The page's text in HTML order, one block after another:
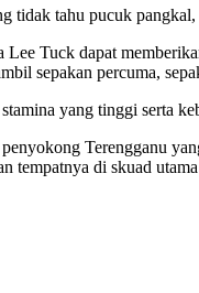
tidak tahu pucuk
Tuck dapat
sepakan percuma,
yang tinggi serta
Terengganu
tempatnya di skuad